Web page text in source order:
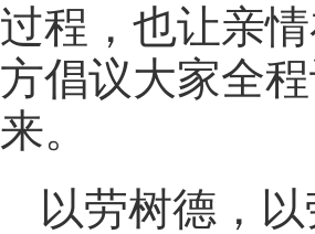
过程，也让亲
方倡议大家全
来。
以劳树德，